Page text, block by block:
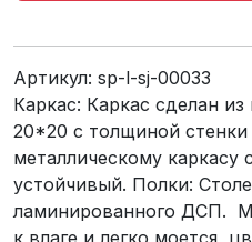
Артикул: sp-l-sj-00033
Каркас: Каркас сделан
20*20 с толщиной
металлическому каркасу
устойчивый. Полки:
ламинированного ДСП.